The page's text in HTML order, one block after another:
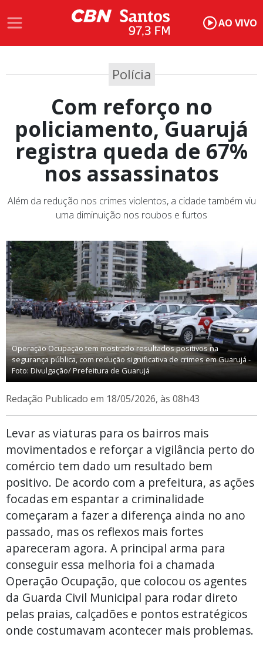
AO VIVO
Polícia
Com reforço no
policiamento, Guarujá
registra queda de 67%
nos assassinatos
Além da redução nos crimes violentos, a cidade também viu
uma diminuição nos roubos e furtos
Operação Ocupação tem mostrado resultados positivos na
segurança pública, com redução significativa de crimes em Guarujá -
Foto: Divulgação/ Prefeitura de Guarujá
Redação Publicado em 18/05/2026, às 08h43
Levar as viaturas para os bairros mais
movimentados e reforçar a vigilância perto do
comércio tem dado um resultado bem
positivo. De acordo com a prefeitura, as ações
focadas em espantar a criminalidade
começaram a fazer a diferença ainda no ano
passado, mas os reflexos mais fortes
apareceram agora. A principal arma para
conseguir essa melhoria foi a chamada
Operação Ocupação, que colocou os agentes
da Guarda Civil Municipal para rodar direto
pelas praias, calçadões e pontos estratégicos
onde costumavam acontecer mais problemas.